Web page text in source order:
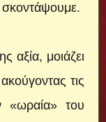
σκοντάψουμε.
αξία, μοιάζει
τις
«ωραία» του